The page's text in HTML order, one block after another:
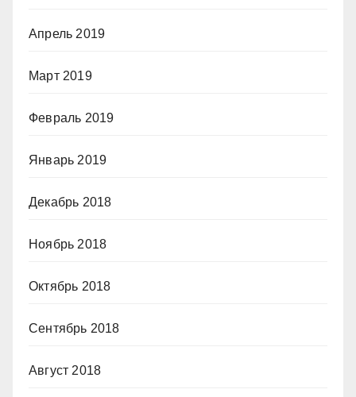
Апрель 2019
Март 2019
Февраль 2019
Январь 2019
Декабрь 2018
Ноябрь 2018
Октябрь 2018
Сентябрь 2018
Август 2018